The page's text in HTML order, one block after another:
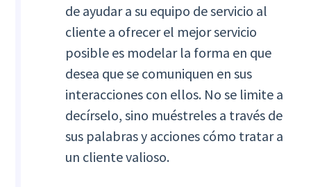
de ayudar a su equipo de servicio al
cliente a ofrecer el mejor servicio
posible es modelar la forma en que
desea que se comuniquen en sus
interacciones con ellos. No se limite a
decírselo, sino muéstreles a través de
sus palabras y acciones cómo tratar a
un cliente valioso.